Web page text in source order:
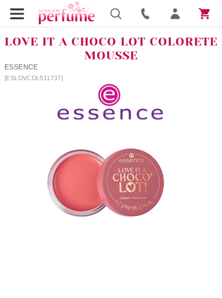
LOVE IT A CHOCO LOT COLORETE
MOUSSE
ESSENCE
[ESLOVCOL511737]